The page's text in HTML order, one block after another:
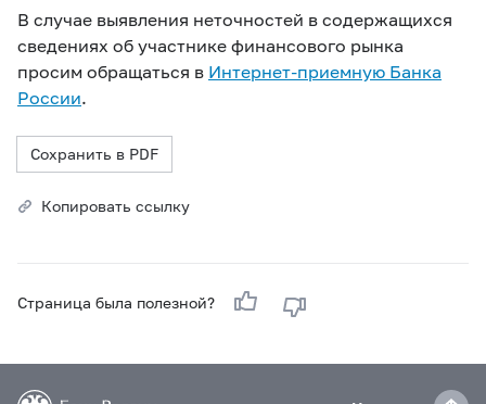
В случае выявления неточностей в содержащихся
сведениях об участнике финансового рынка
просим обращаться в Интернет-приемную Банка
России.
Сохранить в PDF
Копировать ссылку
Страница была полезной?